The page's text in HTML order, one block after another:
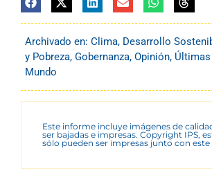
Archivado en: Clima, Desarrollo
y Pobreza, Gobernanza, Opinión,
Mundo
Este informe incluye imágenes de
ser bajadas e impresas. Copyright IPS,
sólo pueden ser impresas junto con